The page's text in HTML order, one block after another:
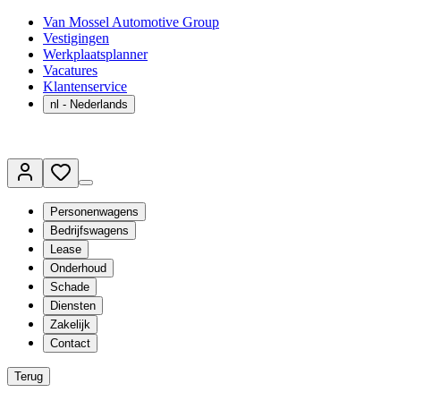
Van Mossel Automotive Group
Vestigingen
Werkplaatsplanner
Vacatures
Klantenservice
nl - Nederlands
Personenwagens
Bedrijfswagens
Lease
Onderhoud
Schade
Diensten
Zakelijk
Contact
Terug